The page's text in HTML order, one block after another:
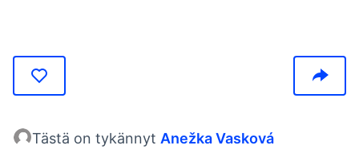
Tästä on tykännyt Anežka Vasková